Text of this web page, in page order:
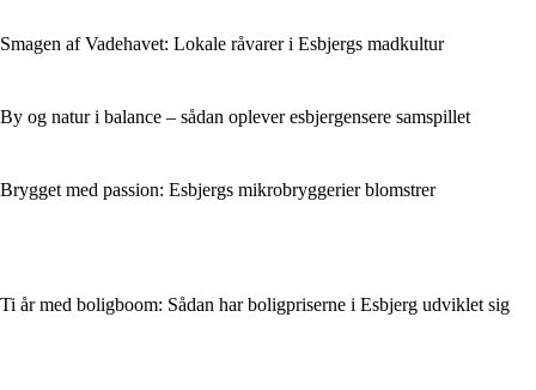
Smagen af Vadehavet: Lokale råvarer i Esbjergs madkultur
By og natur i balance – sådan oplever esbjergensere samspillet
Brygget med passion: Esbjergs mikrobryggerier blomstrer
Ti år med boligboom: Sådan har boligpriserne i Esbjerg udviklet sig